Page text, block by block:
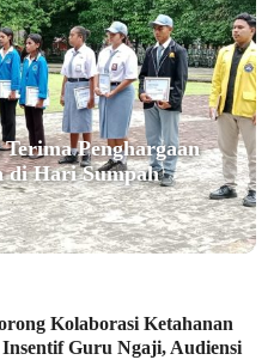
Penghargaan
Hari Sumpah
Kolaborasi Ketahanan
Guru Ngaji, Audiensi